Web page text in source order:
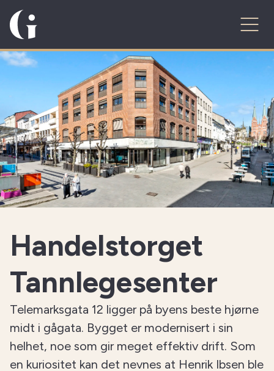
Handelstorget
Tannlegesenter
Telemarksgata 12 ligger på byens beste hjørne
midt i gågata. Bygget er modernisert i sin
helhet, noe som gir meget effektiv drift. Som
en kuriositet kan det nevnes at Henrik Ibsen ble